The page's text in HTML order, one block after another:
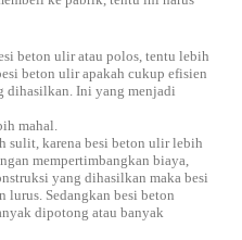
beton ulir atau polos, tentu lebih
beton ulir apakah cukup efisien
dihasilkan. Ini yang menjadi
mahal.
sulit, karena besi beton ulir lebih
mempertimbangkan biaya,
yang dihasilkan maka besi
Sedangkan besi beton
dipotong atau banyak